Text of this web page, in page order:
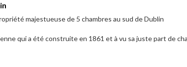
majestueuse de 5 chambres au sud de Dublin
qui a été construite en 1861 et à vu sa juste part de